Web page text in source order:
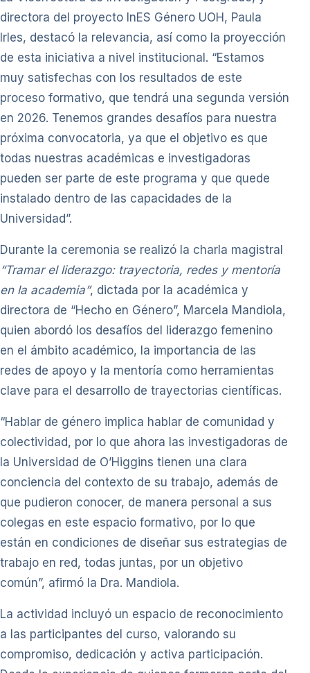
directora del proyecto InES Género UOH, Paula
Irles, destacó la relevancia, así como la proyección
de esta iniciativa a nivel institucional. “Estamos
muy satisfechas con los resultados de este
proceso formativo, que tendrá una segunda versión
en 2026. Tenemos grandes desafíos para nuestra
próxima convocatoria, ya que el objetivo es que
todas nuestras académicas e investigadoras
pueden ser parte de este programa y que quede
instalado dentro de las capacidades de la
Universidad”.
Durante la ceremonia se realizó la charla magistral
“Tramar el liderazgo: trayectoria, redes y mentoría
en la academia”, dictada por la académica y
directora de “Hecho en Género”, Marcela Mandiola,
quien abordó los desafíos del liderazgo femenino
en el ámbito académico, la importancia de las
redes de apoyo y la mentoría como herramientas
clave para el desarrollo de trayectorias científicas.
“Hablar de género implica hablar de comunidad y
colectividad, por lo que ahora las investigadoras de
la Universidad de O’Higgins tienen una clara
conciencia del contexto de su trabajo, además de
que pudieron conocer, de manera personal a sus
colegas en este espacio formativo, por lo que
están en condiciones de diseñar sus estrategias de
trabajo en red, todas juntas, por un objetivo
común”, afirmó la Dra. Mandiola.
La actividad incluyó un espacio de reconocimiento
a las participantes del curso, valorando su
compromiso, dedicación y activa participación.